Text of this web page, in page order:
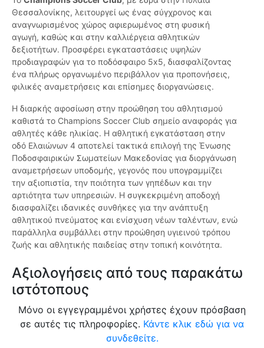
Θεσσαλονίκης, λειτουργεί ως ένας σύγχρονος και
αναγνωρισμένος χώρος αφιερωμένος στη φυσική
αγωγή, καθώς και στην καλλιέργεια αθλητικών
δεξιοτήτων. Προσφέρει εγκαταστάσεις υψηλών
προδιαγραφών για το ποδόσφαιρο 5x5, διασφαλίζοντας
ένα πλήρως οργανωμένο περιβάλλον για προπονήσεις,
φιλικές αναμετρήσεις και επίσημες διοργανώσεις.
Η διαρκής αφοσίωση στην προώθηση του αθλητισμού
καθιστά το Champions Soccer Club σημείο αναφοράς για
αθλητές κάθε ηλικίας. Η αθλητική εγκατάσταση στην
οδό Ελαιώνων 4 αποτελεί τακτικά επιλογή της Ένωσης
Ποδοσφαιρικών Σωματείων Μακεδονίας για διοργάνωση
αναμετρήσεων υποδομής, γεγονός που υπογραμμίζει
την αξιοπιστία, την ποιότητα των γηπέδων και την
αρτιότητα των υπηρεσιών. Η συγκεκριμένη αποδοχή
διασφαλίζει ιδανικές συνθήκες για την ανάπτυξη
αθλητικού πνεύματος και ενίσχυση νέων ταλέντων, ενώ
παράλληλα συμβάλλει στην προώθηση υγιεινού τρόπου
ζωής και αθλητικής παιδείας στην τοπική κοινότητα.
Αξιολογήσεις από τους παρακάτω
ιστότοπους
Μόνο οι εγγεγραμμένοι χρήστες έχουν πρόσβαση
σε αυτές τις πληροφορίες. Κάντε κλικ εδώ για να
συνδεθείτε.